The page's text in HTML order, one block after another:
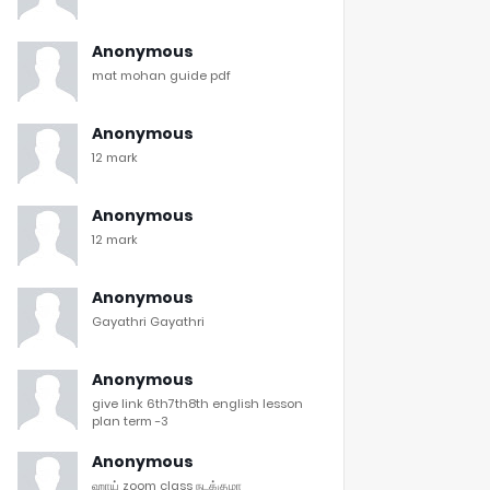
Anonymous
mat mohan guide pdf
Anonymous
12 mark
Anonymous
12 mark
Anonymous
Gayathri Gayathri
Anonymous
give link 6th7th8th english lesson
plan term -3
Anonymous
ஹாய் zoom class நடக்குமா